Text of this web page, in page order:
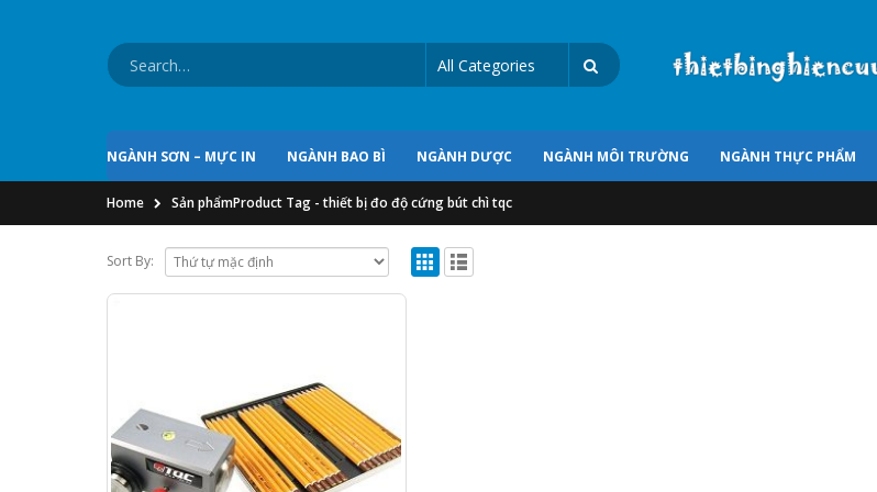
NGÀNH SƠN – MỰC IN NGÀNH BAO BÌ NGÀNH DƯỢC NGÀNH MÔI TRƯỜNG NGÀNH THỰC PHẨM
Home Sản phẩmProduct Tag -thiết bị đo độ cứng bút chì tqc
Sort By: